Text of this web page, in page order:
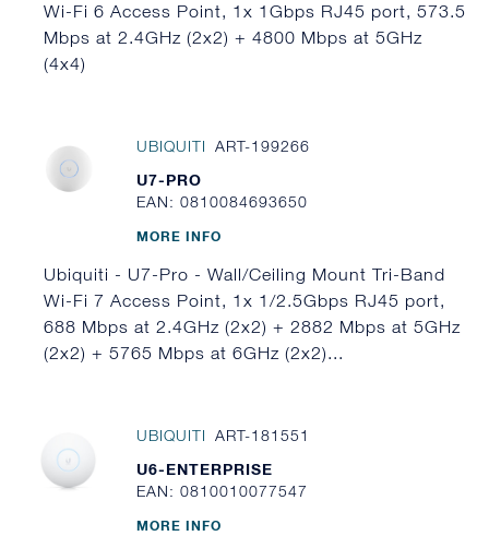
Wi-Fi 6 Access Point, 1x 1Gbps RJ45 port, 573.5
Mbps at 2.4GHz (2x2) + 4800 Mbps at 5GHz
(4x4)
UBIQUITI ART-199266
U7-PRO
EAN: 0810084693650
MORE INFO
Ubiquiti - U7-Pro - Wall/Ceiling Mount Tri-Band
Wi-Fi 7 Access Point, 1x 1/2.5Gbps RJ45 port,
688 Mbps at 2.4GHz (2x2) + 2882 Mbps at 5GHz
(2x2) + 5765 Mbps at 6GHz (2x2)...
UBIQUITI ART-181551
U6-ENTERPRISE
EAN: 0810010077547
MORE INFO